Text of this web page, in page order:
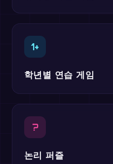
1+
학년별 연습 게임
?
논리 퍼즐